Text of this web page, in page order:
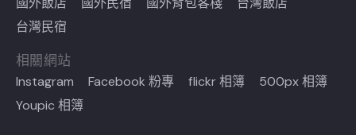
台灣民宿
相關網站
Instagram Facebook 粉專 flickr 相簿
500px 相簿
Youpic 相簿